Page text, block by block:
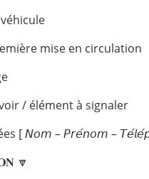
mise en circulation
/ élément à signaler
[ 𝘕𝘰𝘮 – 𝘗𝘳𝘦́𝘯𝘰𝘮 –
🔽